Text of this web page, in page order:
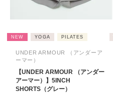
NEW YOGA PILATES
UNDER ARMOUR （アンダーア
ーマー）
【UNDER ARMOUR （アンダー
アーマー）】5INCH
SHORTS（グレー）